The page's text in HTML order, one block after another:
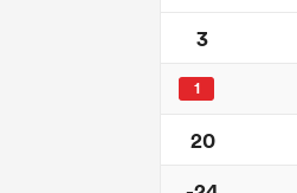
3
1
20